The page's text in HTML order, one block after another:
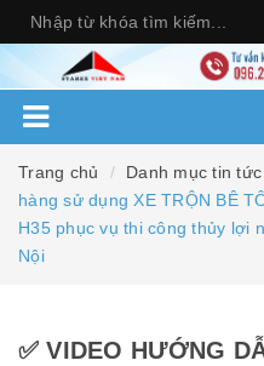
Trang chủ Danh mục tin tức
hàng sử dụng XE TRỘN BÊ
H35 phục vụ thi công thủy lợi
Nội
✅ VIDEO HƯỚNG